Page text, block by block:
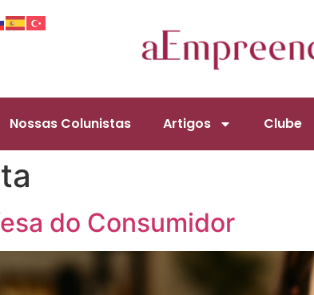
Nossas Colunistas Artigos Clube
do Consumidor